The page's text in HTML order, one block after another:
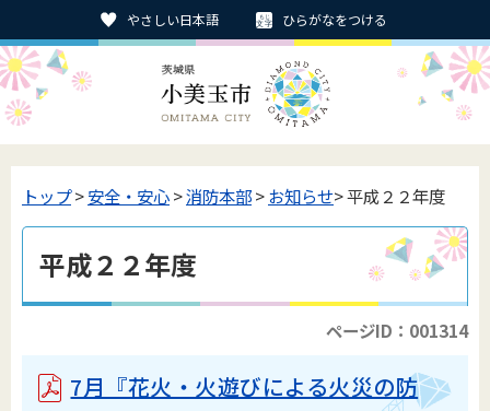
やさしい日本語 ひらがなをつける
トップ>安全・安心>消防本部>お知らせ> 平成２２年度
平成２２年度
ページID：001314
7月『花火・火遊びによる火災の防